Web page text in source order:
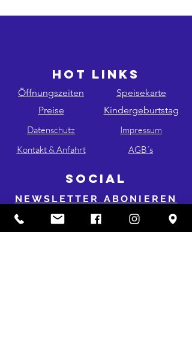
HOT LINKS
Öffnungszeiten
Preise
Datenschutz
Kontakt & Anfahrt
Speisekarte
Kindergeburtstag
Impressum
AGB´s
SOCIAL
NEWSLETTER ABONIEREN
FOLGE UNS AUF INSTA & FB